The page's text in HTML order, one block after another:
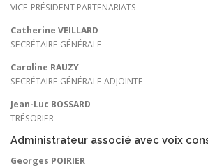
VICE-PRÉSIDENT PARTENARIATS
Catherine VEILLARD
SECRÉTAIRE GÉNÉRALE
Caroline RAUZY
SECRÉTAIRE GÉNÉRALE ADJOINTE
Jean-Luc BOSSARD
TRÉSORIER
Administrateur associé avec voix
Georges POIRIER